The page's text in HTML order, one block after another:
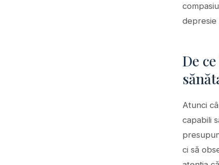
depresie
De
Atunci
capabili
ci să